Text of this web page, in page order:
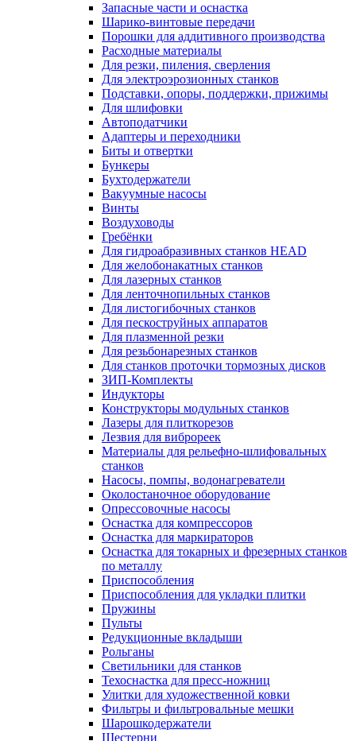
Запасные части и оснастка
Шарико-винтовые передачи
Порошки для аддитивного производства
Расходные материалы
Для резки, пиления, сверления
Для электроэрозионных станков
Подставки, опоры, поддержки, прижимы
Для шлифовки
Автоподатчики
Адаптеры и переходники
Биты и отвертки
Бункеры
Бухтодержатели
Вакуумные насосы
Винты
Воздуховоды
Гребёнки
Для гидроабразивных станков HEAD
Для желобонакатных станков
Для лазерных станков
Для ленточнопильных станков
Для листогибочных станков
Для пескоструйных аппаратов
Для плазменной резки
Для резьбонарезных станков
Для станков проточки тормозных дисков
ЗИП-Комплекты
Индукторы
Конструкторы модульных станков
Лазеры для плиткорезов
Лезвия для виброреек
Материалы для рельефно-шлифовальных
станков
Насосы, помпы, водонагреватели
Околостаночное оборудование
Опрессовочные насосы
Оснастка для компрессоров
Оснастка для маркираторов
Оснастка для токарных и фрезерных станков
по металлу
Приспособления
Приспособления для укладки плитки
Пружины
Пульты
Редукционные вкладыши
Рольганы
Светильники для станков
Техоснастка для пресс-ножниц
Улитки для художественной ковки
Фильтры и фильтровальные мешки
Шарошкодержатели
Шестерни